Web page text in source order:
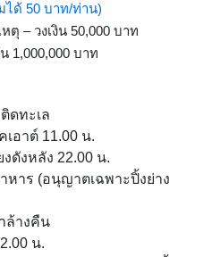
ด้ 50 บาท/ท่าน)
– วงเงิน 50,000 บาท
1,000,000 บาท
ดทะเล
เอาต์ 11.00 น.
งดังหลัง 22.00 น.
าร (อนุญาตเฉพาะปิ้งย่าง
ล้างคืน
น.